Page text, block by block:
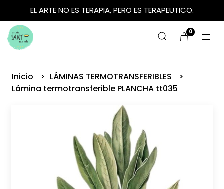
EL ARTE NO ES TERAPIA, PERO ES TERAPEUTICO.
0
Inicio
LÁMINAS TERMOTRANSFERIBLES
Lámina termotransferible PLANCHA tt035